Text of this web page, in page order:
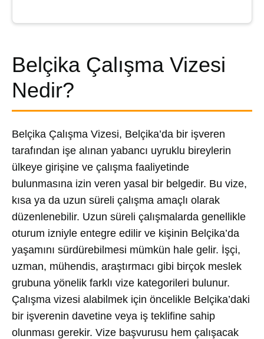
Belçika Çalışma Vizesi
Nedir?
Belçika Çalışma Vizesi, Belçika’da bir işveren
tarafından işe alınan yabancı uyruklu bireylerin
ülkeye girişine ve çalışma faaliyetinde
bulunmasına izin veren yasal bir belgedir. Bu vize,
kısa ya da uzun süreli çalışma amaçlı olarak
düzenlenebilir. Uzun süreli çalışmalarda genellikle
oturum izniyle entegre edilir ve kişinin Belçika’da
yaşamını sürdürebilmesi mümkün hale gelir. İşçi,
uzman, mühendis, araştırmacı gibi birçok meslek
grubuna yönelik farklı vize kategorileri bulunur.
Çalışma vizesi alabilmek için öncelikle Belçika’daki
bir işverenin davetine veya iş teklifine sahip
olunması gerekir. Vize başvurusu hem çalışacak